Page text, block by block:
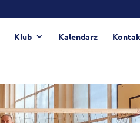
Klub Kalendarz